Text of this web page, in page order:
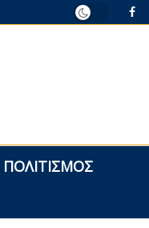
ΠΟΛΙΤΙΣΜΌΣ